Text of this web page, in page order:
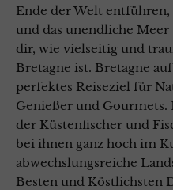
Ende der Welt
und das unendliche
dir, wie vielseitig und
Bretagne ist. Bretagne
perfektes Reiseziel für
Genießer und
der Küstenfischer und
bei ihnen ganz hoch im
abwechslungsreiche
Besten und Köstlichsten